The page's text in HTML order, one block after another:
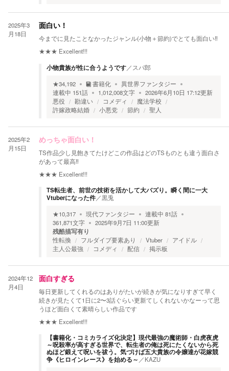
2025年3
月18日
面白い！
今までに見たことなかったジャンル(小物＋節約)でとても面白い‼︎
★★★ Excellent!!!
小物貴族が性に合うようです／ スパ郎
★34,192 書籍化
異世界ファンタジー
連載中 151話 1,012,008文字 2026年6月10日 17:12更新
悪役
勘違い コメディ
魔法学校
許嫁政略結婚
小悪党 節約 聖人
2025年2
月15日
めっちゃ面白い！
TS作品少し見飽きてたけどこの作品はどのTSものとも違う面白さ
があって最高‼︎
★★★ Excellent!!!
TS転生者、前世の技術を活かして大バズり。瞬く間に一大
Vtuberになった件／黒兎
★10,317 現代ファンタジー 連載中 81話
361,871文字 2025年9月7日 11:00更新
残酷描写有り
性転換 フルダイブ要素あり Vtuber
アイドル
主人公最強
コメディ 配信 掲示板
2024年12
月4日
面白すぎる
毎日更新してくれるのはありがたいが続きが気になりすぎて早く
続きが見たくて1日に2〜3話ぐらい更新てしくれないかなーって思
うほど面白くて素晴らしい作品です
★★★ Excellent!!!
【書籍化・コミカライズ化決定】現代最強の魔術師・白虎夜虎
～呪殺率が高すぎる世界で、転生者の俺は死にたくないから死
ぬほど鍛えて呪いを祓う。気づけば五大貴族の令嬢達が花嫁競
争《ヒロインレース》を始める～ ／KAZU